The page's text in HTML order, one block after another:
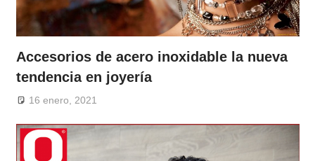
Accesorios de acero inoxidable la nueva
tendencia en joyería
16 enero, 2021